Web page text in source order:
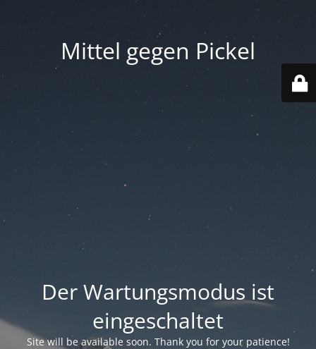
Mittel gegen Pickel
Der Wartungsmodus ist
eingeschaltet
Site will be available soon. Thank you for your patience!